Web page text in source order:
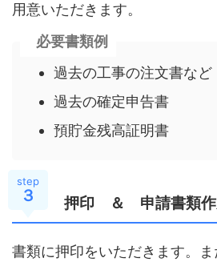
用意いただきます。
必要書類例
過去の工事の注文書など
過去の確定申告書
預貯金残高証明書
step
３ 押印 ＆ 申請書類作
書類に押印をいただきます。